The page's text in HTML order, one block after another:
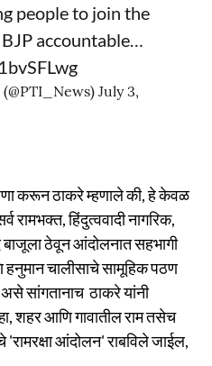
people to join the
accountable…
July 3,
करून ठाकरे म्हणाले की, हे केवळ
रामभक्त, हिंदुत्ववादी नागरिक,
बाजूला ठेवून आंदोलनात सहभागी
हनुमान चालीसाचे सामूहिक पठण
सांगतानाच ठाकरे यांनी
शहर आणि गावातील राम तसेच
आंदोलन' राबविले जाईल,